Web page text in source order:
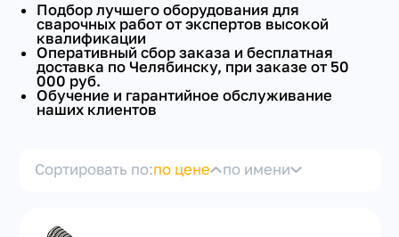
Подбор лучшего оборудования для
сварочных работ от экспертов высокой
квалификации
Оперативный сбор заказа и бесплатная
доставка по Челябинску, при заказе от 50
000 руб.
Обучение и гарантийное обслуживание
наших клиентов
Сортировать по:по цене по имени